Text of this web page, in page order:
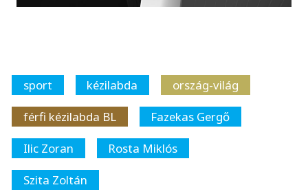
sport kézilabda
ország-világ
férfi kézilabda BL
Fazekas Gergő
Ilic Zoran
Rosta Miklós
Szita Zoltán